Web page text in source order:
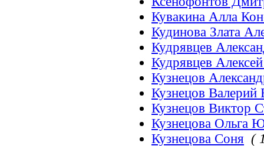
Кувакина Алла
Кудинова Злата
Кудрявцев
Кудрявцев
Кузнецов
Кузнецов Валерий
Кузнецов Виктор
Кузнецова Ольга
Кузнецова Соня (